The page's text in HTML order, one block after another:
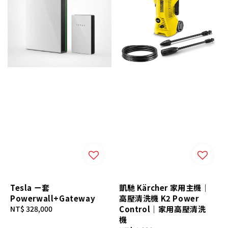
Tesla ㄧ套
Powerwall+Gateway
Regular
NT$ 328,000
凱馳 Kärcher 家用主機｜
高壓清洗機 K2 Power
Control｜家用高壓清洗
機